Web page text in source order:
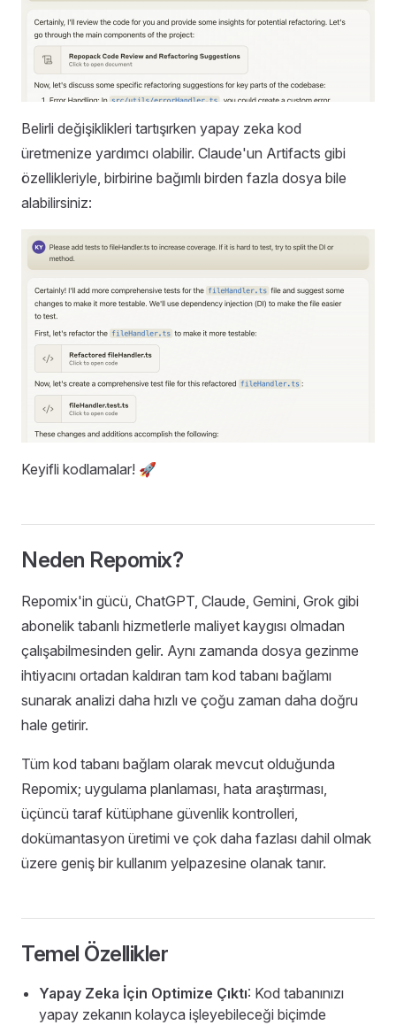
Belirli değişiklikleri tartışırken yapay zeka kod
üretmenize yardımcı olabilir. Claude'un Artifacts gibi
özellikleriyle, birbirine bağımlı birden fazla dosya bile
alabilirsiniz:
Keyifli kodlamalar! 🚀
Neden Repomix?
Repomix'in gücü, ChatGPT, Claude, Gemini, Grok gibi
abonelik tabanlı hizmetlerle maliyet kaygısı olmadan
çalışabilmesinden gelir. Aynı zamanda dosya gezinme
ihtiyacını ortadan kaldıran tam kod tabanı bağlamı
sunarak analizi daha hızlı ve çoğu zaman daha doğru
hale getirir.
Tüm kod tabanı bağlam olarak mevcut olduğunda
Repomix; uygulama planlaması, hata araştırması,
üçüncü taraf kütüphane güvenlik kontrolleri,
dokümantasyon üretimi ve çok daha fazlası dahil olmak
üzere geniş bir kullanım yelpazesine olanak tanır.
Temel Özellikler
Yapay Zeka İçin Optimize Çıktı: Kod tabanınızı
yapay zekanın kolayca işleyebileceği biçimde